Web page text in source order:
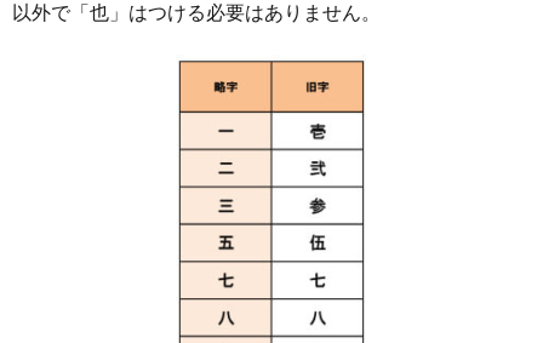
以外で「也」はつける必要はありません。